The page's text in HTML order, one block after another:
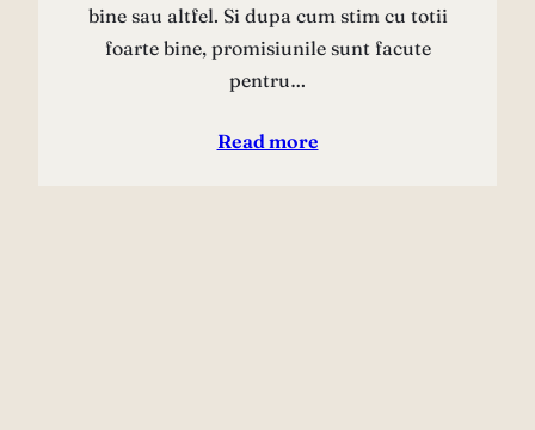
bine sau altfel. Si dupa cum stim cu totii
foarte bine, promisiunile sunt facute
pentru…
Read more